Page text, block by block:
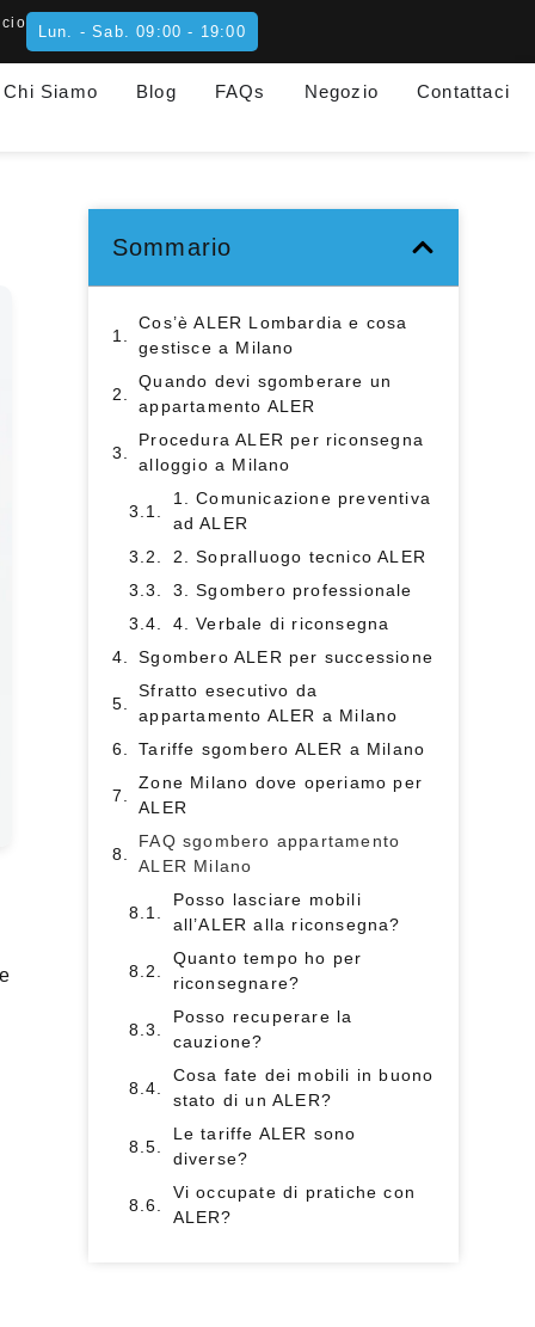
Lun. - Sab. 09:00 - 19:00
Chi Siamo Blog FAQs Negozio Contattaci
Sommario
Cos’è ALER Lombardia e cosa
gestisce a Milano
Quando devi sgomberare un
appartamento ALER
Procedura ALER per riconsegna
alloggio a Milano
1. Comunicazione preventiva
ad ALER
2. Sopralluogo tecnico ALER
3. Sgombero professionale
4. Verbale di riconsegna
Sgombero ALER per successione
Sfratto esecutivo da
appartamento ALER a Milano
Tariffe sgombero ALER a Milano
Zone Milano dove operiamo per
ALER
FAQ sgombero appartamento
ALER Milano
Posso lasciare mobili
all’ALER alla riconsegna?
Quanto tempo ho per
riconsegnare?
Posso recuperare la
cauzione?
Cosa fate dei mobili in buono
stato di un ALER?
Le tariffe ALER sono
diverse?
Vi occupate di pratiche con
ALER?